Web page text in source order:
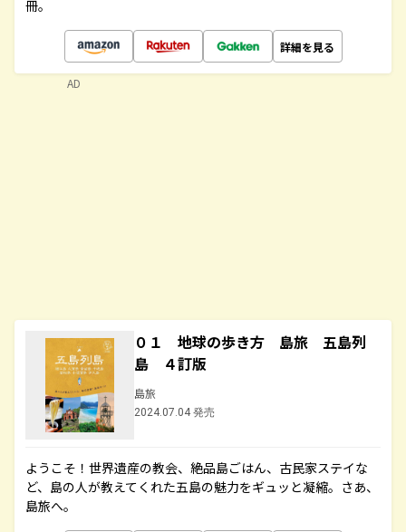
冊。
詳細を見る
０１ 地球の歩き方 島旅 五島列
島 ４訂版
島旅
2024.07.04 発売
ようこそ！世界遺産の教会、絶品島ごはん、古民家ステイな
ど、島の人が教えてくれた五島の魅力をギュッと凝縮。さあ、
島旅へ。
AD